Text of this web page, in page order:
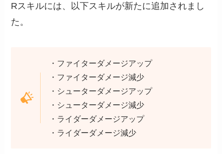
Rスキルには、以下スキルが新たに追加されまし
た。
・ファイターダメージアップ
・ファイターダメージ減少
・シューターダメージアップ
・シューターダメージ減少
・ライダーダメージアップ
・ライダーダメージ減少